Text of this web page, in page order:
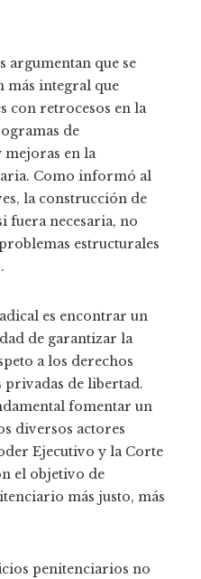
que se
más integral que
con retrocesos en la
de
en la
Como informó al
la construcción de
fuera necesaria, no
estructurales
es encontrar un
de garantizar la
a los derechos
privadas de libertad.
fomentar un
diversos actores
Ejecutivo y la Corte
el objetivo de
más justo, más
penitenciarios no